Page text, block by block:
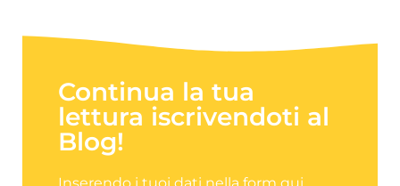
Continua la tua
lettura iscrivendoti al
Blog!